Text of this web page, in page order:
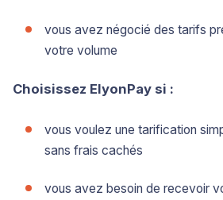
vous avez négocié des tarifs
votre volume
Choisissez ElyonPay si :
vous voulez une tarification
sans frais cachés
vous avez besoin de recevoir